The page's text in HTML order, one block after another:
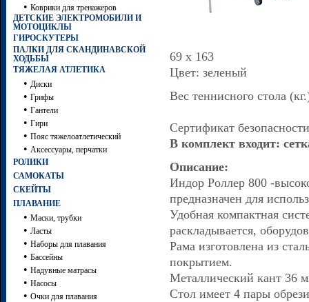
• Коврики для тренажеров
ДЕТСКИЕ ЭЛЕКТРОМОБИЛИ И
МОТОЦИКЛЫ
ГИРОСКУТЕРЫ
ПАЛКИ ДЛЯ СКАНДИНАВСКОЙ
ХОДЬБЫ
ТЯЖЕЛАЯ АТЛЕТИКА
• Диски
• Грифы
• Гантели
• Гири
• Пояс тяжелоатлетический
• Аксессуары, перчатки
РОЛИКИ
САМОКАТЫ
СКЕЙТЫ
ПЛАВАНИЕ
• Маски, трубки
• Ласты
• Наборы для плавания
• Бассейны
• Надувные матрасы
• Насосы
• Очки для плавания
69 х 163
Цвет: зеленый
Вес теннисного стола
Сертификат
В комплект входит:
Описание:
Индор Роллер 800 -
предназначен для
Удобная компактная
раскладывается,
Рама изготовлена из
покрытием.
Металлический кант 36
Стол имеет 4 пары